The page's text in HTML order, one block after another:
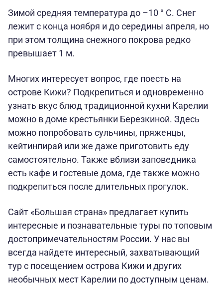
Зимой средняя температура до –10 ° C. Снег
лежит с конца ноября и до середины апреля, но
при этом толщина снежного покрова редко
превышает 1 м.
Многих интересует вопрос, где поесть на
острове Кижи? Подкрепиться и одновременно
узнать вкус блюд традиционной кухни Карелии
можно в доме крестьянки Березкиной. Здесь
можно попробовать сульчины, пряженцы,
кейтинпирай или же даже приготовить еду
самостоятельно. Также вблизи заповедника
есть кафе и гостевые дома, где также можно
подкрепиться после длительных прогулок.
Сайт «Большая страна» предлагает купить
интересные и познавательные туры по топовым
достопримечательностям России. У нас вы
всегда найдете интересный, захватывающий
тур с посещением острова Кижи и других
необычных мест Карелии по доступным ценам.